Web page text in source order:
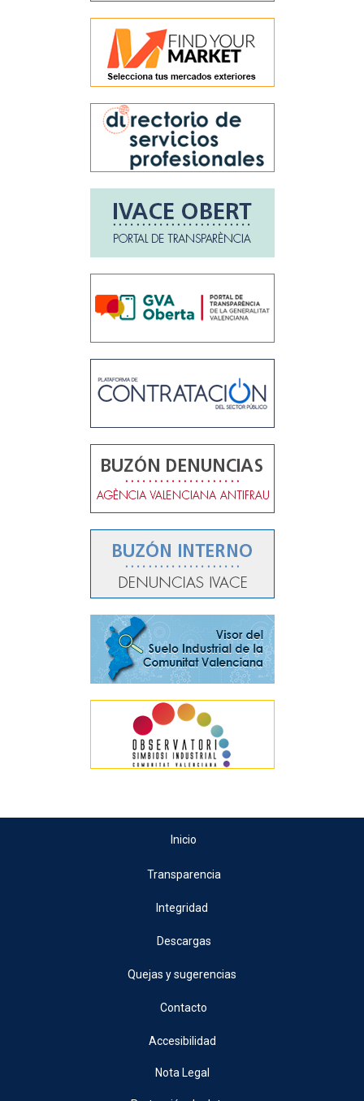
Inicio
Transparencia
Integridad
Descargas
Quejas y sugerencias
Contacto
Accesibilidad
Nota Legal